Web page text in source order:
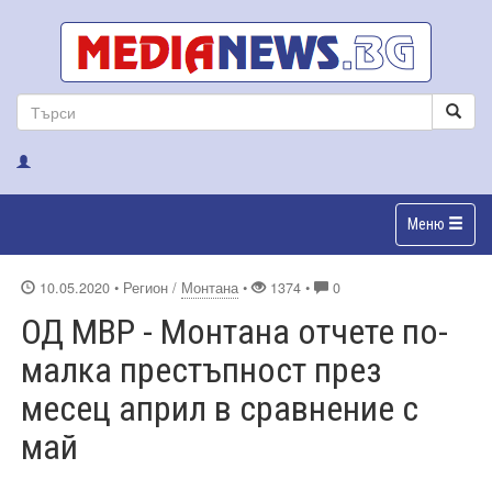
Меню
10.05.2020 • Регион / Монтана • 1374 • 0
ОД МВР - Монтана отчете по-
малка престъпност през
месец април в сравнение с
май